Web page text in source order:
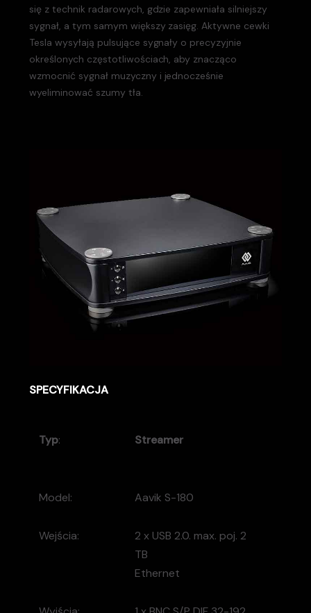
się z technik radarowych, gdzie zapewniała silniejszy
sygnał, a tym samym większy zasięg. Aktywne cewki
Tesla wysyłają pulsujące sygnały o precyzyjnie
określonych częstotliwościach, aby znacząco
wzmocnić sygnał muzyczny i jednocześnie
wyeliminować szumy tła.
SPECYFIKACJA
Typ: Streamer
Model: Aavik S-180
Wejścia: 2 x USB 2.0. max. poj. 2
TB
Ethernet